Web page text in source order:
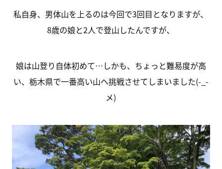
私自身、男体山を上るのは今回で3回目となりますが、
8歳の娘と2人で登山したんですが、
娘は山登り自体初めて…しかも、ちょっと難易度が高
い、栃木県で一番高い山へ挑戦させてしまいました(-_-
メ)